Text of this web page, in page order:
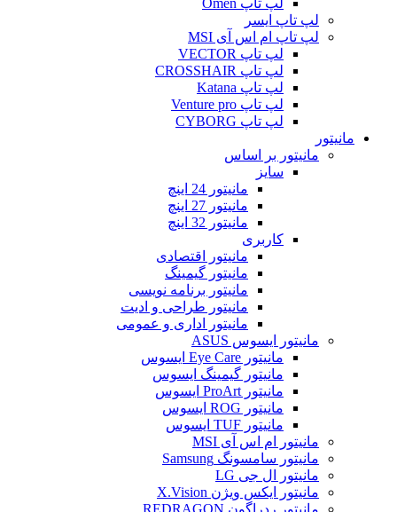
لپ تاپ ایسر
لپ تاپ ام اس آی MSI
لپ تاپ VECTOR
لپ تاپ CROSSHAIR
لپ تاپ Katana
لپ تاپ Venture pro
لپ تاپ CYBORG
مانیتور
مانیتور بر اساس
سایز
مانیتور 24 اینچ
مانیتور 27 اینچ
مانیتور 32 اینچ
کاربری
مانیتور اقتصادی
مانیتور گیمینگ
مانیتور برنامه نویسی
مانیتور طراحی و ادیت
مانیتور اداری و عمومی
مانیتور ایسوس ASUS
مانیتور Eye Care ایسوس
مانیتور گیمینگ ایسوس
مانیتور ProArt ایسوس
مانیتور ROG ایسوس
مانیتور TUF ایسوس
مانیتور ام اس آی MSI
مانیتور سامسونگ Samsung
مانیتور ال جی LG
مانیتور ایکس ویژن X.Vision
مانیتور ردراگون REDRAGON